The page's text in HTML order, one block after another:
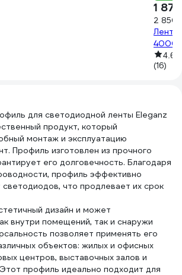
1
2 850
Лента
4000K
4.6
(16)
для светодиодной ленты Eleganz
продукт, который
монтаж и эксплуатацию
Профиль изготовлен из прочного
его долговечность. Благодаря
профиль эффективно
что продлевает их срок
дизайн и может
внутри помещений, так и снаружи
позволяет применять его
объектов: жилых и офисных
центров, выставочных залов и
профиль идеально подходит для